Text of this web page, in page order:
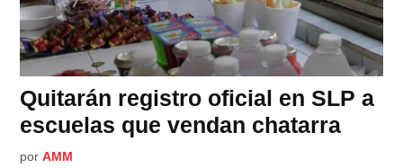
Quitarán registro oficial en SLP a
escuelas que vendan chatarra
por AMM